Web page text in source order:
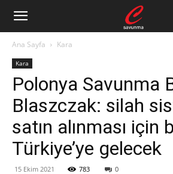
Ana Sayfa Kara
Kara
Polonya Savunma
Blaszczak: silah
satın alınması için
Türkiye’ye gelecek
15 Ekim 2021 783 0